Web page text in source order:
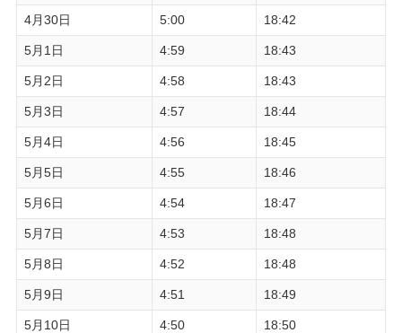
4月30日 5:00 18:42
5月1日 4:59 18:43
5月2日 4:58 18:43
5月3日 4:57 18:44
5月4日 4:56 18:45
5月5日 4:55 18:46
5月6日 4:54 18:47
5月7日 4:53 18:48
5月8日 4:52 18:48
5月9日 4:51 18:49
5月10日 4:50 18:50